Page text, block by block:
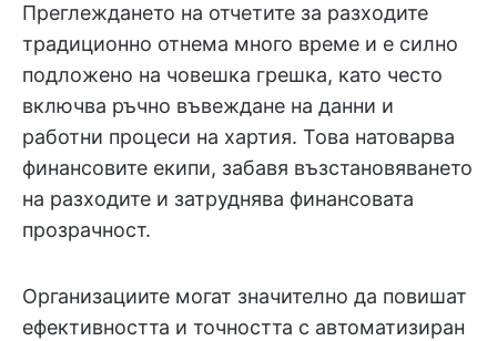
Преглеждането на отчетите за разходите
традиционно отнема много време и е силно
подложено на човешка грешка, като често
включва ръчно въвеждане на данни и
работни процеси на хартия. Това натоварва
финансовите екипи, забавя възстановяването
на разходите и затруднява финансовата
прозрачност.
Организациите могат значително да повишат
ефективността и точността с автоматизиран